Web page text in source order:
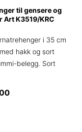
til gensere og
Art K3519/KRC
i 35 cm
hakk og sort
belegg. Sort